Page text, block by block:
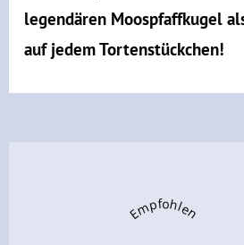
legendären Moospfaffkugel
auf jedem Tortenstückchen!
Empfohlen